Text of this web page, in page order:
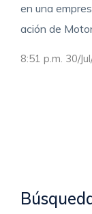
en una
ación de
8:51 p.m. 30/